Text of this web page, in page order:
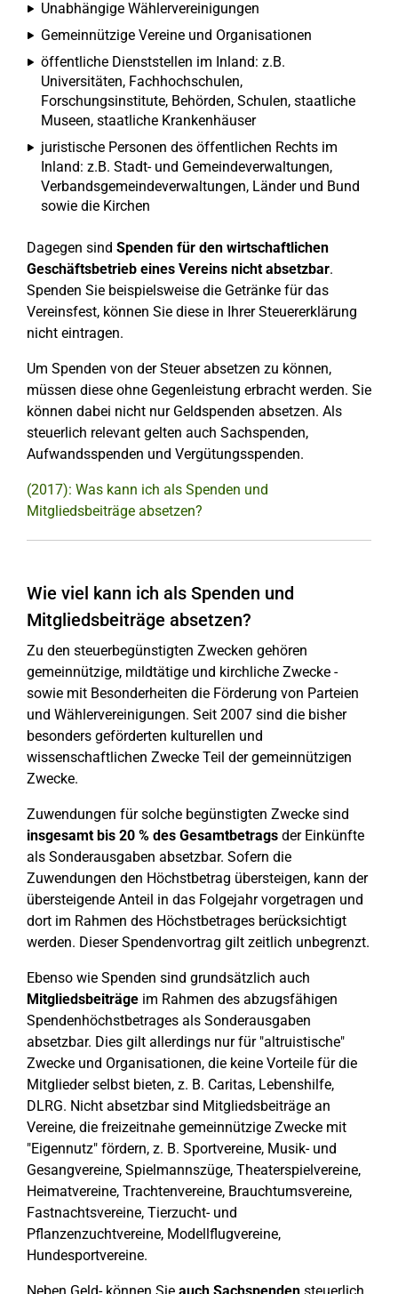
Unabhängige Wählervereinigungen
Gemeinnützige Vereine und Organisationen
öffentliche Dienststellen im Inland: z.B.
Universitäten, Fachhochschulen,
Forschungsinstitute, Behörden, Schulen, staatliche
Museen, staatliche Krankenhäuser
juristische Personen des öffentlichen Rechts im
Inland: z.B. Stadt- und Gemeindeverwaltungen,
Verbandsgemeindeverwaltungen, Länder und Bund
sowie die Kirchen
Dagegen sind Spenden für den wirtschaftlichen
Geschäftsbetrieb eines Vereins nicht absetzbar.
Spenden Sie beispielsweise die Getränke für das
Vereinsfest, können Sie diese in Ihrer Steuererklärung
nicht eintragen.
Um Spenden von der Steuer absetzen zu können,
müssen diese ohne Gegenleistung erbracht werden. Sie
können dabei nicht nur Geldspenden absetzen. Als
steuerlich relevant gelten auch Sachspenden,
Aufwandsspenden und Vergütungsspenden.
(2017): Was kann ich als Spenden und
Mitgliedsbeiträge absetzen?
Wie viel kann ich als Spenden und
Mitgliedsbeiträge absetzen?
Zu den steuerbegünstigten Zwecken gehören
gemeinnützige, mildtätige und kirchliche Zwecke -
sowie mit Besonderheiten die Förderung von Parteien
und Wählervereinigungen. Seit 2007 sind die bisher
besonders geförderten kulturellen und
wissenschaftlichen Zwecke Teil der gemeinnützigen
Zwecke.
Zuwendungen für solche begünstigten Zwecke sind
insgesamt bis 20 % des Gesamtbetrags der Einkünfte
als Sonderausgaben absetzbar. Sofern die
Zuwendungen den Höchstbetrag übersteigen, kann der
übersteigende Anteil in das Folgejahr vorgetragen und
dort im Rahmen des Höchstbetrages berücksichtigt
werden. Dieser Spendenvortrag gilt zeitlich unbegrenzt.
Ebenso wie Spenden sind grundsätzlich auch
Mitgliedsbeiträge im Rahmen des abzugsfähigen
Spendenhöchstbetrages als Sonderausgaben
absetzbar. Dies gilt allerdings nur für "altruistische"
Zwecke und Organisationen, die keine Vorteile für die
Mitglieder selbst bieten, z. B. Caritas, Lebenshilfe,
DLRG. Nicht absetzbar sind Mitgliedsbeiträge an
Vereine, die freizeitnahe gemeinnützige Zwecke mit
"Eigennutz" fördern, z. B. Sportvereine, Musik- und
Gesangvereine, Spielmannszüge, Theaterspielvereine,
Heimatvereine, Trachtenvereine, Brauchtumsvereine,
Fastnachtsvereine, Tierzucht- und
Pflanzenzuchtvereine, Modellflugvereine,
Hundesportvereine.